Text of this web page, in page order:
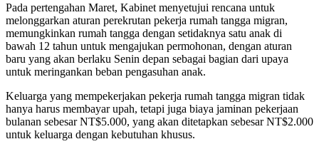
Pada pertengahan Maret, Kabinet menyetujui rencana untuk
melonggarkan aturan perekrutan pekerja rumah tangga migran,
memungkinkan rumah tangga dengan setidaknya satu anak di
bawah 12 tahun untuk mengajukan permohonan, dengan aturan
baru yang akan berlaku Senin depan sebagai bagian dari upaya
untuk meringankan beban pengasuhan anak.
Keluarga yang mempekerjakan pekerja rumah tangga migran tidak
hanya harus membayar upah, tetapi juga biaya jaminan pekerjaan
bulanan sebesar NT$5.000, yang akan ditetapkan sebesar NT$2.000
untuk keluarga dengan kebutuhan khusus.